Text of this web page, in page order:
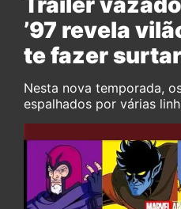
’97 revela
te fazer surtar
Nesta nova temporada,
espalhados por várias